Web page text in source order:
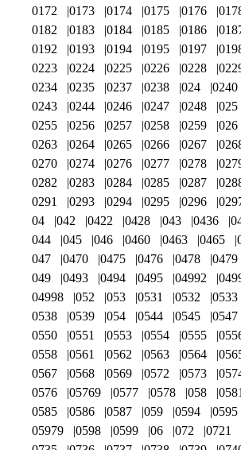
0172
0173 0174 0175 0176
0182
0183 0184 0185 0186
0192
0193 0194 0195 0197
0223
0224 0225 0226 0228
0234
0235 0237 0238 024 0240
0243
0244 0246 0247 0248 025
0255
0256 0257 0258 0259 026
0263
0264 0265 0266 0267
0270
0274 0276 0277 0278
0282
0283 0284 0285 0287
0291
0293 0294 0295 0296
04
042 0422 0428 043 0436
044
045 046 0460 0463 0465
047
0470 0475 0476 0478 0479
049
0493 0494 0495 04992
04998
052 053 0531 0532 0533
0538
0539 054 0544 0545 0547
0550
0551 0553 0554 0555
0558
0561 0562 0563 0564
0567
0568 0569 0572 0573
0576
05769 0577 0578 058 0581
0585
0586 0587 059 0594 0595
05979
0598 0599 06 072 0721